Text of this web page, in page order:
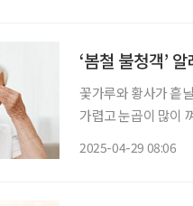
‘봄철 불청객’
꽃가루와 황사가 흩
가렵고 눈곱이 많이
2025-04-29 08:06